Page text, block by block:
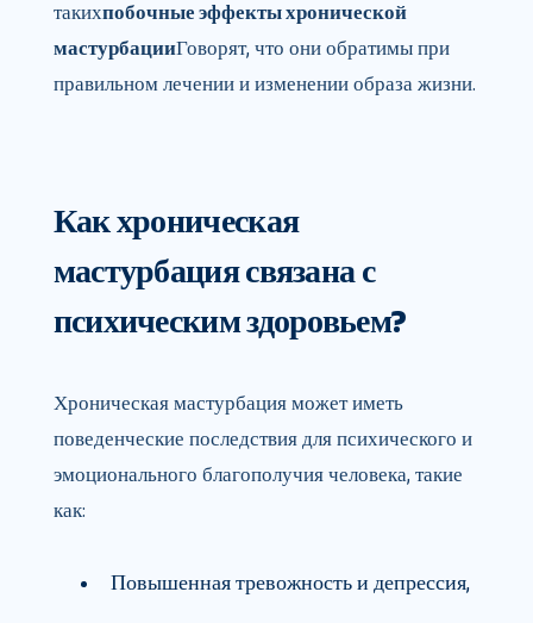
такихпобочные эффекты хронической
мастурбацииГоворят, что они обратимы при
правильном лечении и изменении образа жизни.
Как хроническая
мастурбация связана с
психическим здоровьем?
Хроническая мастурбация может иметь
поведенческие последствия для психического и
эмоционального благополучия человека, такие
как:
Повышенная тревожность и депрессия,